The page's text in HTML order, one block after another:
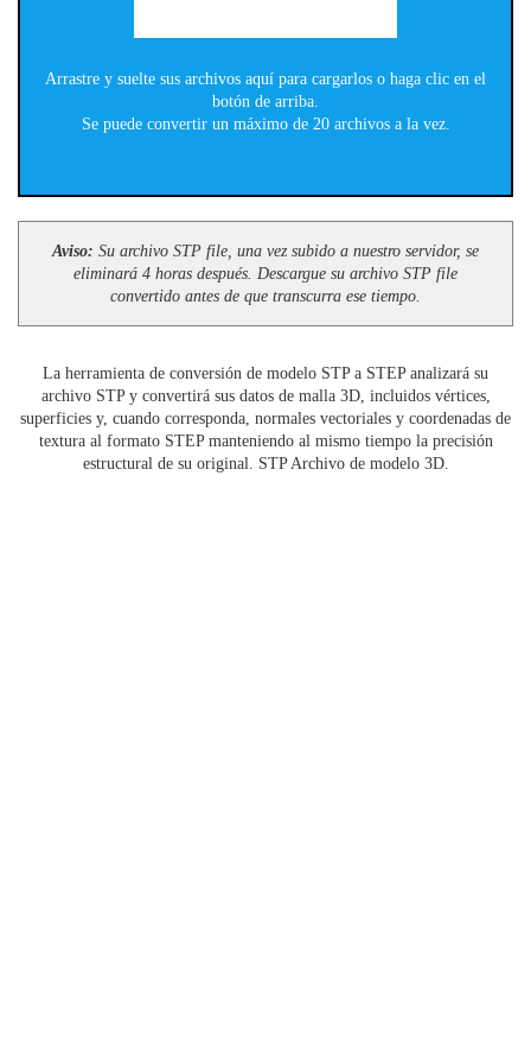
Arrastre y suelte sus archivos aquí para cargarlos o haga clic en el
botón de arriba.
Se puede convertir un máximo de 20 archivos a la vez.
Aviso: Su archivo STP file, una vez subido a nuestro servidor, se
eliminará 4 horas después. Descargue su archivo STP file
convertido antes de que transcurra ese tiempo.
La herramienta de conversión de modelo STP a STEP analizará su
archivo STP y convertirá sus datos de malla 3D, incluidos vértices,
superficies y, cuando corresponda, normales vectoriales y coordenadas de
textura al formato STEP manteniendo al mismo tiempo la precisión
estructural de su original. STP Archivo de modelo 3D.